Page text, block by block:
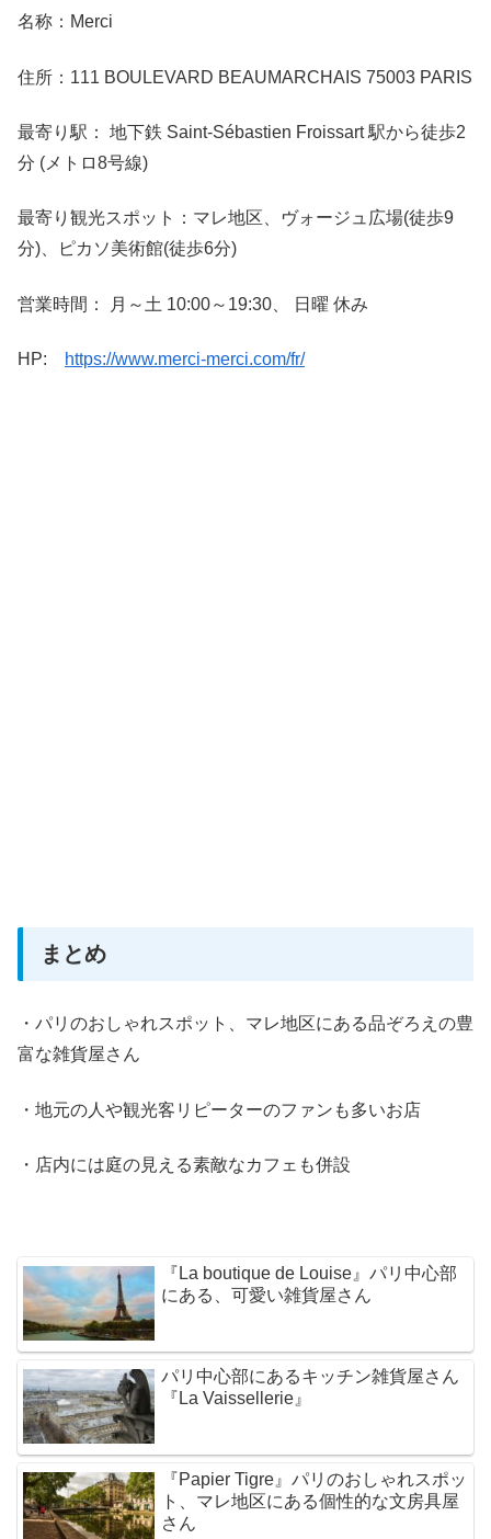
名称：Merci
住所：111 BOULEVARD BEAUMARCHAIS 75003 PARIS
最寄り駅： 地下鉄 Saint-Sébastien Froissart 駅から徒歩2
分 (メトロ8号線)
最寄り観光スポット：マレ地区、ヴォージュ広場(徒歩9
分)、ピカソ美術館(徒歩6分)
営業時間： 月～土 10:00～19:30、 日曜 休み
HP: https://www.merci-merci.com/fr/
まとめ
・パリのおしゃれスポット、マレ地区にある品ぞろえの豊
富な雑貨屋さん
・地元の人や観光客リピーターのファンも多いお店
・店内には庭の見える素敵なカフェも併設
『La boutique de Louise』パリ中心部
にある、可愛い雑貨屋さん
パリ中心部にあるキッチン雑貨屋さん
『La Vaissellerie』
『Papier Tigre』パリのおしゃれスポッ
ト、マレ地区にある個性的な文房具屋
さん